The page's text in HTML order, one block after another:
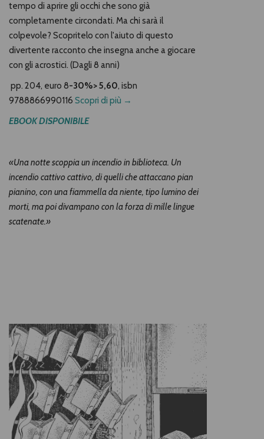
tempo di aprire gli occhi che sono già
completamente circondati. Ma chi sarà il
colpevole? Scopritelo con l'aiuto di questo
divertente racconto che insegna anche a giocare
con gli acrostici. (Dagli 8 anni)
pp. 204, euro 8-30%> 5,60, isbn
9788866990116 Scopri di più →
EBOOK DISPONIBILE
«Una notte scoppia un incendio in biblioteca. Un
incendio cattivo cattivo, di quelli che attaccano pian
pianino, con una fiammella da niente, tipo lumino dei
morti, ma poi divampano con la forza di mille lingue
scatenate.»